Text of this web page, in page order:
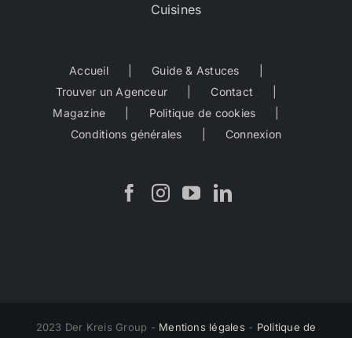
Cuisines
Accueil
Guide & Astuces
Trouver un Agenceur
Contact
Magazine
Politique de cookies
Conditions générales
Connexion
2023 Der Kreis Group - Mentions légales - Politique de